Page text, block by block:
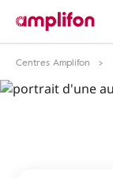
Centres Amplifon